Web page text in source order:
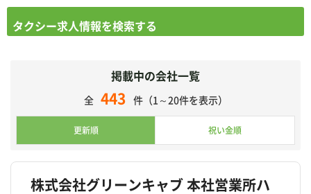
タクシー求人情報を検索する
掲載中の会社一覧
全 443 件（1～20件を表示）
更新順 祝い金順
株式会社グリーンキャブ 本社営業所ハ